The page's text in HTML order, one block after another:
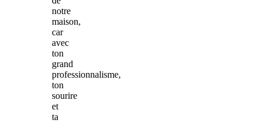
notre
maison,
car
avec
ton
grand
professionnalisme,
ton
sourire
et
ta